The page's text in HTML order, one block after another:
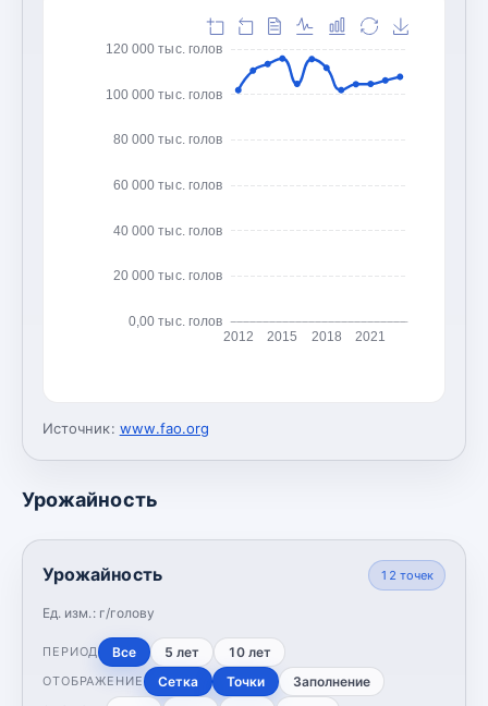
0,00 тыс. голов
20 000 тыс. голов
40 000 тыс. голов
60 000 тыс. голов
80 000 тыс. голов
100 000 тыс. голов
120 000 тыс. голов
2012 2015 2018 2021
Источник: www.fao.org
Урожайность
Урожайность
Ед. изм.: г/голову
12 точек
ПЕРИОД Все 5 лет 10 лет
ОТОБРАЖЕНИЕ Сетка Точки Заполнение